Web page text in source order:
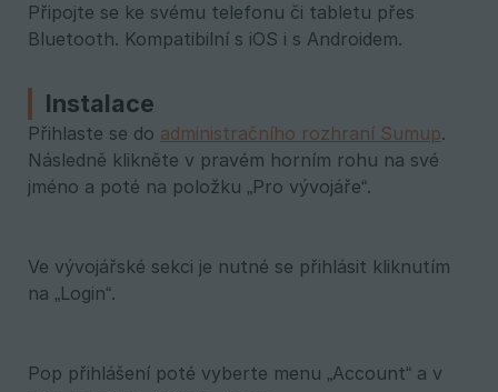
Připojte se ke svému telefonu či tabletu přes
Bluetooth. Kompatibilní s iOS i s Androidem.
Instalace
Přihlaste se do administračního rozhraní Sumup.
Následně klikněte v pravém horním rohu na své
jméno a poté na položku „Pro vývojáře“.
Ve vývojářské sekci je nutné se přihlásit kliknutím
na „Login“.
Pop přihlášení poté vyberte menu „Account“ a v